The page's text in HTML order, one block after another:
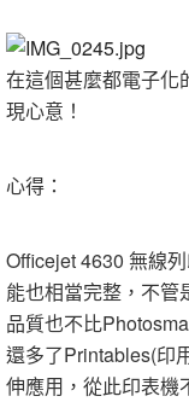
在這個甚麼都電子化
現心意！
心得：
Officejet 4630 無線
能也相當完整，不管
品質也不比
還多了Printables(印
伸應用，從此印表機